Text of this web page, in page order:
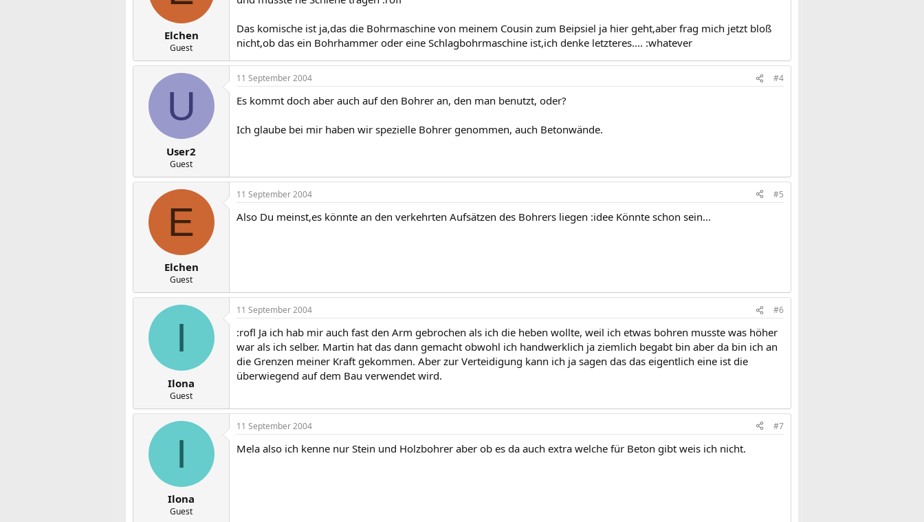
Elchen
Guest
Das komische ist ja,das die Bohrmaschine von meinem Cousin zum Beipsiel ja hier geht,aber frag mich jetzt bloß
nicht,ob das ein Bohrhammer oder eine Schlagbohrmaschine ist,ich denke letzteres.... :whatever
U
User2
Guest
11 September 2004 #4
Es kommt doch aber auch auf den Bohrer an, den man benutzt, oder?
Ich glaube bei mir haben wir spezielle Bohrer genommen, auch Betonwände.
E
Elchen
Guest
11 September 2004 #5
Also Du meinst,es könnte an den verkehrten Aufsätzen des Bohrers liegen :idee Könnte schon sein...
I
Ilona
Guest
11 September 2004 #6
:rofl Ja ich hab mir auch fast den Arm gebrochen als ich die heben wollte, weil ich etwas bohren musste was höher
war als ich selber. Martin hat das dann gemacht obwohl ich handwerklich ja ziemlich begabt bin aber da bin ich an
die Grenzen meiner Kraft gekommen. Aber zur Verteidigung kann ich ja sagen das das eigentlich eine ist die
überwiegend auf dem Bau verwendet wird.
I
Ilona
Guest
11 September 2004 #7
Mela also ich kenne nur Stein und Holzbohrer aber ob es da auch extra welche für Beton gibt weis ich nicht.